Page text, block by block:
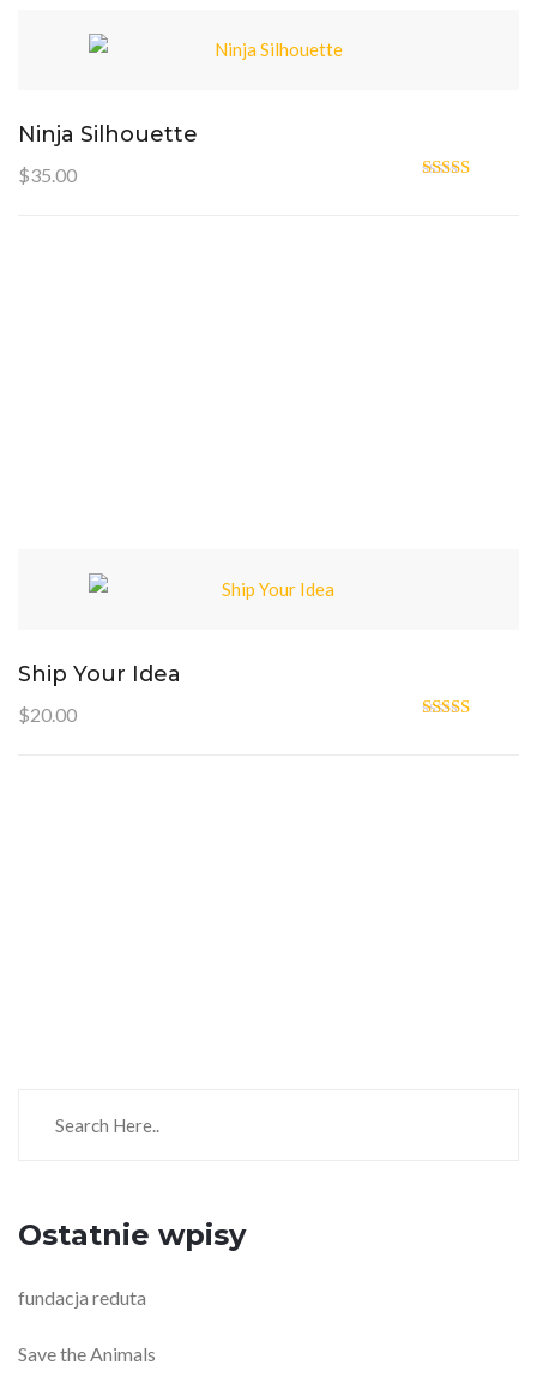
Ninja Silhouette
$35.00
Ship Your Idea
$20.00
Ostatnie wpisy
fundacja reduta
Save the Animals